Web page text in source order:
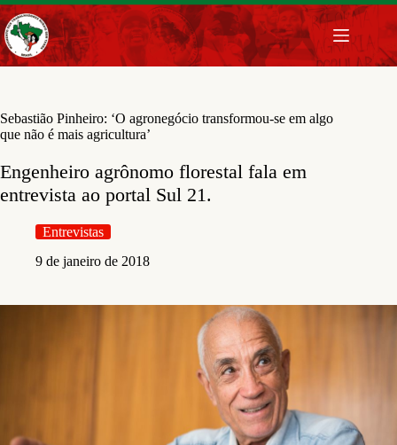
Pular
para
o
conteúdo
Sebastião Pinheiro: ‘O agronegócio transformou-se em algo
que não é mais agricultura’
Engenheiro agrônomo florestal fala em
entrevista ao portal Sul 21.
Entrevistas
9 de janeiro de 2018